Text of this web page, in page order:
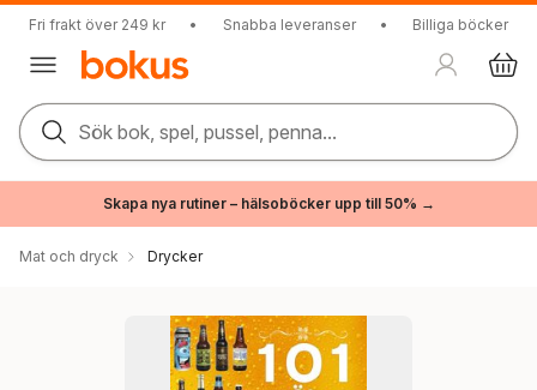
Fri frakt över 249 kr • Snabba leveranser • Billiga böcker
Sök bok, spel, pussel, penna...
Skapa nya rutiner – hälsoböcker upp till 50% →
Mat och dryck Drycker